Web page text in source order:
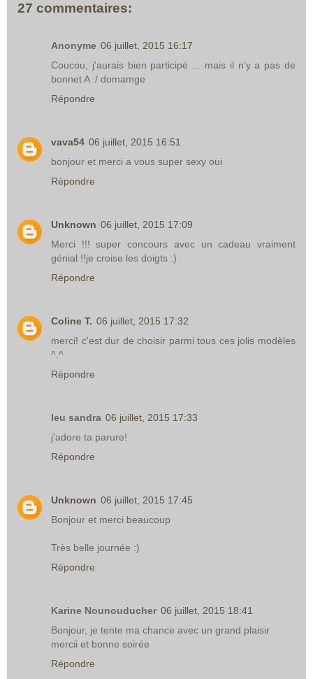
27 commentaires:
Anonyme 06 juillet, 2015 16:17
Coucou, j'aurais bien participé ... mais il n'y a pas de
bonnet A :/ domamge
Répondre
vava54 06 juillet, 2015 16:51
bonjour et merci a vous super sexy oui
Répondre
Unknown 06 juillet, 2015 17:09
Merci !!! super concours avec un cadeau vraiment
génial !!je croise les doigts :)
Répondre
Coline T. 06 juillet, 2015 17:32
merci! c'est dur de choisir parmi tous ces jolis modèles
^.^
Répondre
leu sandra 06 juillet, 2015 17:33
j'adore ta parure!
Répondre
Unknown 06 juillet, 2015 17:45
Bonjour et merci beaucoup
Très belle journée :)
Répondre
Karine Nounouducher 06 juillet, 2015 18:41
Bonjour, je tente ma chance avec un grand plaisir
mercii et bonne soirée
Répondre